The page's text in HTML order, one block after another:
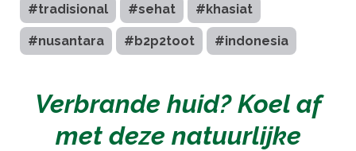
#tradisional #sehat #khasiat
#nusantara #b2p2toot #indonesia
Verbrande huid? Koel af
met deze natuurlijke